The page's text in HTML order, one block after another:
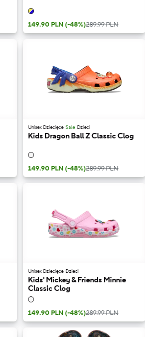
149.90 PLN (-48%)289.99 PLN
Unisex Dziecięce Sale Dzieci
Kids Dragon Ball Z Classic Clog
149.90 PLN (-48%)289.99 PLN
Unisex Dziecięce Dzieci
Kids' Mickey & Friends Minnie
Classic Clog
149.90 PLN (-48%)289.99 PLN